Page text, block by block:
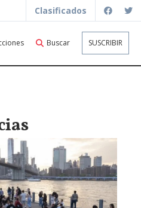
Clasificados
Buscar SUSCRIBIR